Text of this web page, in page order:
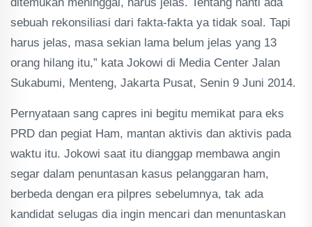
sebuah rekonsiliasi dari fakta-fakta ya tidak soal. Tapi
harus jelas, masa sekian lama belum jelas yang 13
orang hilang itu,” kata Jokowi di Media Center Jalan
Sukabumi, Menteng, Jakarta Pusat, Senin 9 Juni 2014.
Pernyataan sang capres ini begitu memikat para eks
PRD dan pegiat Ham, mantan aktivis dan aktivis pada
waktu itu. Jokowi saat itu dianggap membawa angin
segar dalam penuntasan kasus pelanggaran ham,
berbeda dengan era pilpres sebelumnya, tak ada
kandidat selugas dia ingin mencari dan menuntaskan